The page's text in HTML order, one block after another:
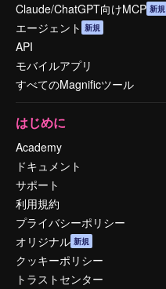
Claude/ChatGPT向けMCP 新規
エージェント 新規
API
モバイルアプリ
すべてのMagnificツール
はじめに
Academy
ドキュメント
サポート
利用規約
プライバシーポリシー
オリジナル 新規
クッキーポリシー
トラストセンター